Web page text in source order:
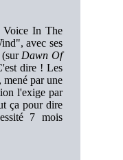
Voice In The
avec ses
(sur Dawn Of
dire ! Les
par une
l'exige par
ça pour dire
7 mois